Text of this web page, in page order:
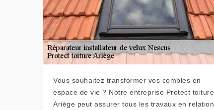
Vous souhaitez transformer vos combles en
espace de vie ? Notre entreprise Protect toiture
Ariège peut assurer tous les travaux en relation